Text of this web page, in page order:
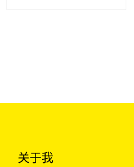
关于我